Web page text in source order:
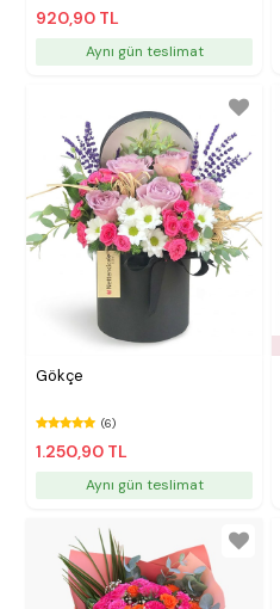
920,90 TL
Aynı gün teslimat
Gökçe
(6)
1.250,90 TL
Aynı gün teslimat